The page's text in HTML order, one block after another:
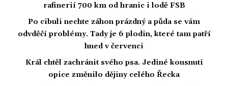
rafinerií 700 km od hranic i lodě FSB
Po cibuli nechte záhon prázdný a půda se vám
odvděčí problémy. Tady je 6 plodin, které tam patří
hned v červenci
Král chtěl zachránit svého psa. Jediné kousnutí
opice změnilo dějiny celého Řecka